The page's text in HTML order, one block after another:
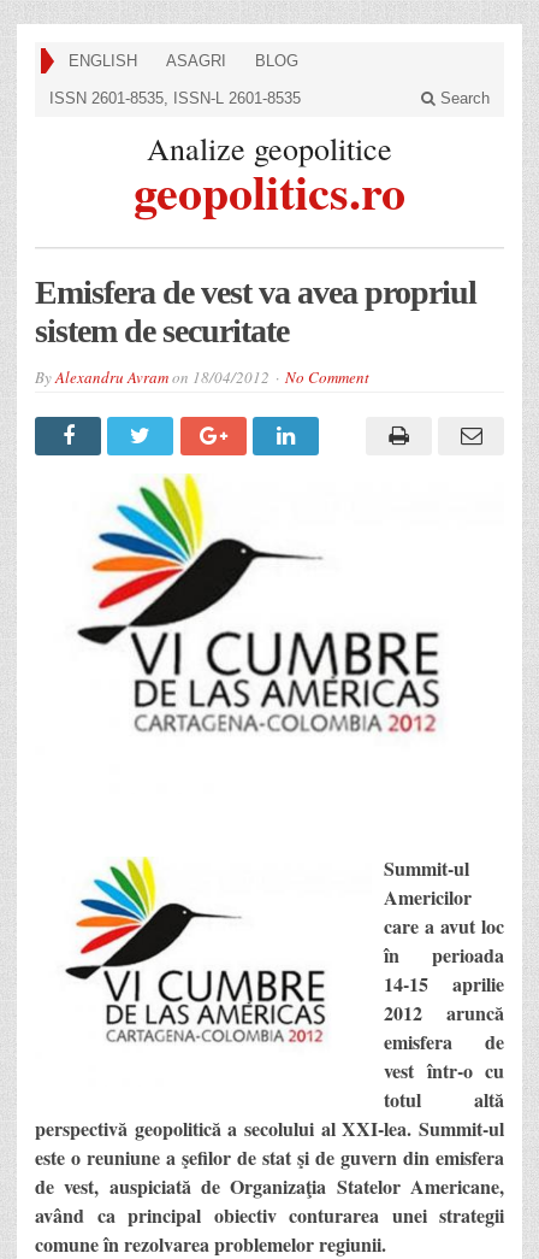
ENGLISH ASAGRI BLOG
ISSN 2601-8535, ISSN-L 2601-8535 Search
Analize geopolitice
geopolitics.ro
Emisfera de vest va avea propriul
sistem de securitate
ByAlexandru Avramon 18/04/2012 No Comment
Summit-ul
Americilor
care a avut loc
în perioada
14-15 aprilie
2012 aruncă
emisfera de
vest într-o cu
totul altă
perspectivă geopolitică a secolului al XXI-lea. Summit-ul
este o reuniune a şefilor de stat şi de guvern din emisfera
de vest, auspiciată de Organizaţia Statelor Americane,
având ca principal obiectiv conturarea unei strategii
comune în rezolvarea problemelor regiunii.